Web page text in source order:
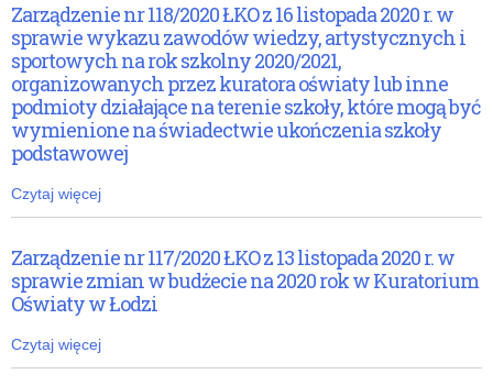
Zarządzenie nr 118/2020 ŁKO z 16 listopada 2020 r. w
sprawie wykazu zawodów wiedzy, artystycznych i
sportowych na rok szkolny 2020/2021,
organizowanych przez kuratora oświaty lub inne
podmioty działające na terenie szkoły, które mogą być
wymienione na świadectwie ukończenia szkoły
podstawowej
Czytaj więcej
Zarządzenie nr 117/2020 ŁKO z 13 listopada 2020 r. w
sprawie zmian w budżecie na 2020 rok w Kuratorium
Oświaty w Łodzi
Czytaj więcej